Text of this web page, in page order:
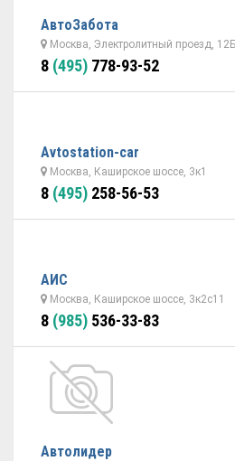
АвтоЗабота
Москва, Электролитный проезд, 12Б
8 (495) 778-93-52
Avtostation-car
Москва, Каширское шоссе, 3к1
8 (495) 258-56-53
АИС
Москва, Каширское шоссе, 3к2с11
8 (985) 536-33-83
Автолидер